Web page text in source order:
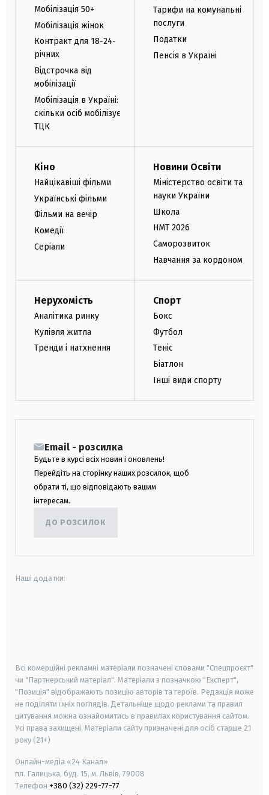
Мобілізація 50+
Мобілізація жінок
Контракт для 18-24-
річних
Відстрочка від
мобілізації
Мобілізація в Україні:
скільки осіб мобілізує
ТЦК
Тарифи на комунальні
послуги
Податки
Пенсія в Україні
Кіно
Найцікавіші фільми
Українські фільми
Фільми на вечір
Комедії
Серіали
Новини Освіти
Міністерство освіти та
науки України
Школа
НМТ 2026
Саморозвиток
Навчання за кордоном
Нерухомість
Аналітика ринку
Купівля житла
Тренди і натхнення
Спорт
Бокс
Футбол
Теніс
Біатлон
Інші види спорту
Email - розсилка
Будьте в курсі всіх новин і оновлень!
Перейдіть на сторінку наших розсилок, щоб
обрати ті, що відповідають вашим
інтересам.
ДО РОЗСИЛОК
Наші додатки:
Всі комерційні рекламні матеріали позначені словами "Спецпроєкт"
чи "Партнерський матеріал". Матеріали з позначкою "Експерт",
"Позиція" відображають позицію авторів та героїв. Редакція може
не поділяти їхніх поглядів. Детальніше щодо реклами та правил
цитування можна ознайомитись в правилах користування сайтом.
Усі права захищені. Матеріали сайту призначені для осіб старше 21
року (21+)
Онлайн-медіа «24 Канал»
пл. Галицька, буд. 15, м. Львів, 79008
Телефон +380 (32) 229-77-77